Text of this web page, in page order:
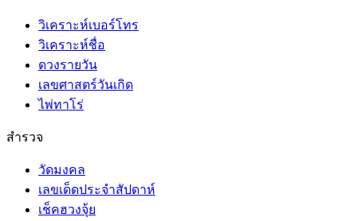
วิเคราะห์เบอร์โทร
วิเคราะห์ชื่อ
ดวงรายวัน
เลขศาสตร์วันเกิด
ไพ่ทาโร่
สำรวจ
วัดมงคล
เลขเด็ดประจำสัปดาห์
เช็คฮวงจุ้ย